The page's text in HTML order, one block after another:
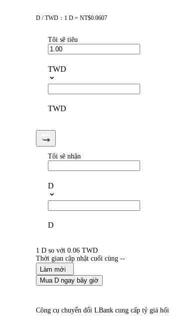
D / TWD：1 D = NT$0.0607
Tôi sẽ tiêu
TWD
TWD
Tôi sẽ nhận
D
D
1 D so với 0.06 TWD
Thời gian cập nhật cuối cùng --
Làm mới
Mua D ngay bây giờ
Công cụ chuyển đổi LBank cung cấp tỷ giá